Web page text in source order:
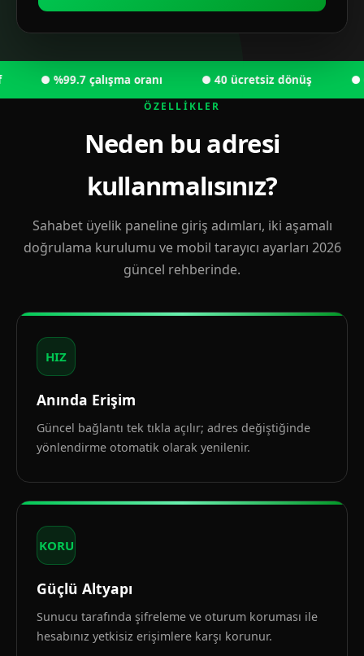
● %99.7 çalışma oranı ● 40 ücretsiz dönüş ●
ÖZELLIKLER
Neden bu adresi
kullanmalısınız?
Sahabet üyelik paneline giriş adımları, iki aşamalı
doğrulama kurulumu ve mobil tarayıcı ayarları 2026
güncel rehberinde.
HIZ
Anında Erişim
Güncel bağlantı tek tıkla açılır; adres değiştiğinde
yönlendirme otomatik olarak yenilenir.
KORU
Güçlü Altyapı
Sunucu tarafında şifreleme ve oturum koruması ile
hesabınız yetkisiz erişimlere karşı korunur.